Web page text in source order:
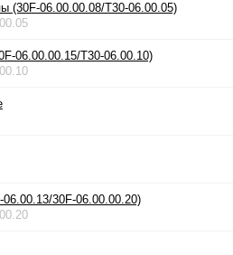
(30F-06.00.00.08/T30-06.00.05)
06.00.00.15/T30-06.00.10)
30F-06.00.00.20)